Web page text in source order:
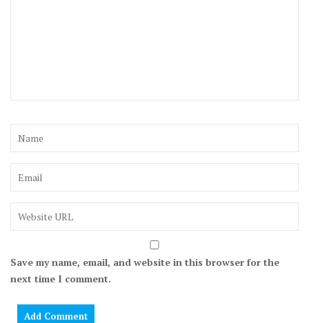
Save my name, email, and website in this browser for the
next time I comment.